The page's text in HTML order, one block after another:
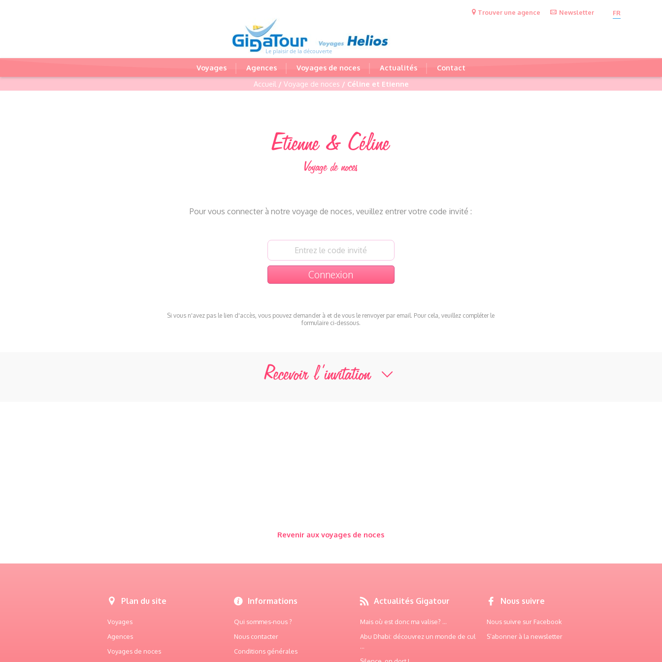
Trouver une agence Newsletter FR
Le plaisir de la découverte
Voyages Agences Voyages de noces Actualités
Contact
Accueil / Voyage de noces / Céline et Etienne
Etienne & Céline
Voyage de noces
Pour vous connecter à notre voyage de noces, veuillez entrer votre code invité :
Si vous n'avez pas le lien d'accès, vous pouvez demander à et de vous le renvoyer par email. Pour cela, veuillez compléter le
formulaire ci-dessous.
Recevoir l’invitation
Revenir aux voyages de noces
Plan du site
Voyages
Agences
Voyages de noces
Informations
Qui sommes-nous ?
Nous contacter
Conditions générales
Actualités Gigatour
Mais où est donc ma valise? ...
Abu Dhabi: découvrez un monde de cul
...
Nous suivre
Nous suivre sur Facebook
S’abonner à la newsletter